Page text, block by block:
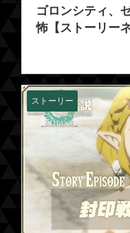
ゴロンシティ、
怖【ストーリー
ストーリー